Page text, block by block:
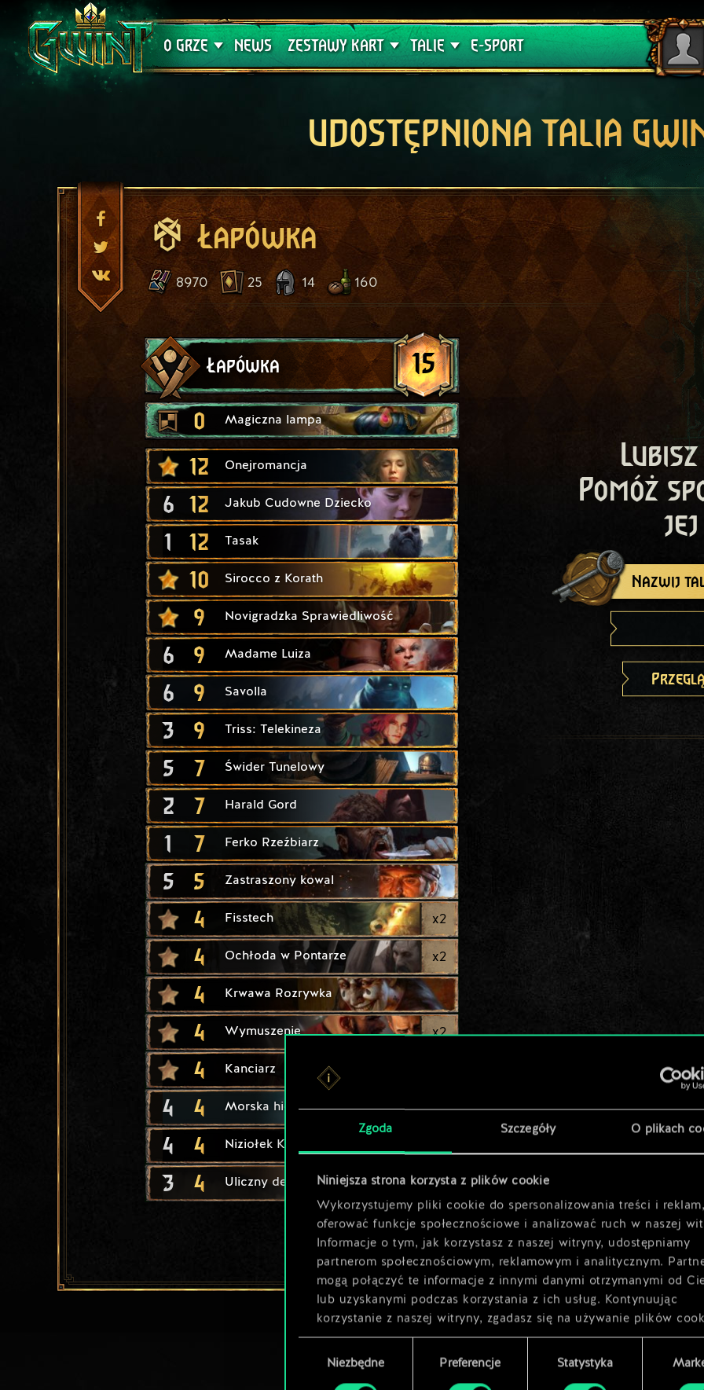
Zgoda Szczegóły O plikach
Niniejsza strona korzysta z plików cookie
Wykorzystujemy pliki cookie do spersonalizowania treści i
oferować funkcje społecznościowe i analizować ruch w naszej
Informacje o tym, jak korzystasz z naszej witryny, udostępniamy
partnerom społecznościowym, reklamowym i analitycznym.
mogą połączyć te informacje z innymi danymi otrzymanymi od
lub uzyskanymi podczas korzystania z ich usług. Kontynuując
korzystanie z naszej witryny, zgadasz się na używanie plików
zgodyNiezbędne Preferencje Statystyka
O GRZE
Wsparcie techniczne
NEWS ZESTAWY KART
Krwawa Klątwa
TALIE
Poradniki
E-SPORT
UDOSTĘPNIONA TALIA
Łapówka
8970 25 14 160
Łapówka 15
0 Magiczna lampa
12 Onejromancja
6 12 Jakub Cudowne Dziecko
1 12 Tasak
10 Sirocco z Korath
9 Novigradzka Sprawiedliwość
6 9 Madame Luiza
6 9 Savolla
3 9 Triss: Telekineza
5 7 Świder Tunelowy
2 7 Harald Gord
1 7 Ferko Rzeźbiarz
5 5 Zastraszony kowal
4 Fisstech x2
4 Ochłoda w Pontarze x2
4 Krwawa Rozrywka
4 Wymuszenie x2
4 Kanciarz
4 4 Morska hiena x2
4 4 Niziołek Kasiarz
3 4 Uliczny dealer
Pomóż
jej
Nazwij